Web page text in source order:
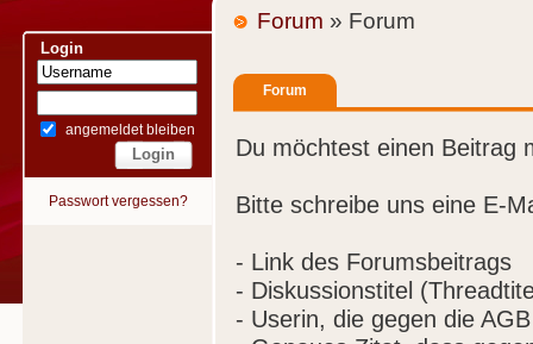
Login
angemeldet bleiben
Passwort vergessen?
Forum » Forum
Forum
Du möchtest einen Beitrag
Bitte schreibe uns eine E-
- Link des Forumsbeitrags
- Diskussionstitel
- Userin, die gegen die